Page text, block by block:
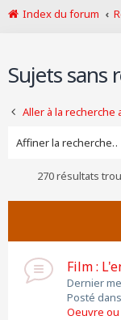
Index du forum
Sujets sans
Aller à la recherche
270 résultats
Film :
Dernier
Posté dans
Oeuvre